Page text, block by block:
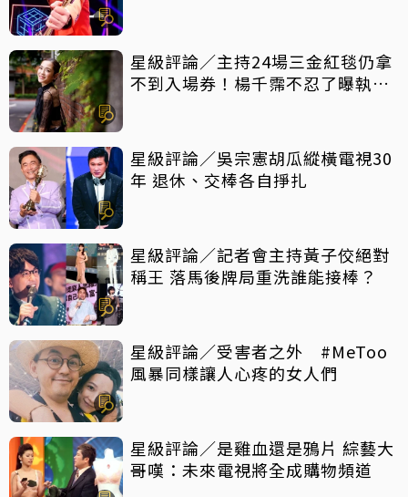
星級評論／主持24場三金紅毯仍拿
不到入場券！楊千霈不忍了曝執委
星級評論／吳宗憲胡瓜縱橫電視30
年 退休、交棒各自掙扎
星級評論／記者會主持黃子佼絕對
稱王 落馬後牌局重洗誰能接棒？
星級評論／受害者之外 #MeToo
風暴同樣讓人心疼的女人們
星級評論／是雞血還是鴉片 綜藝大
哥嘆：未來電視將全成購物頻道